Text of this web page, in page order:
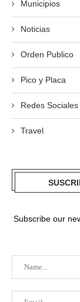
Municipios
Noticias
Orden Publico
Pico y Placa
Redes Sociales
Travel
Subscribe our